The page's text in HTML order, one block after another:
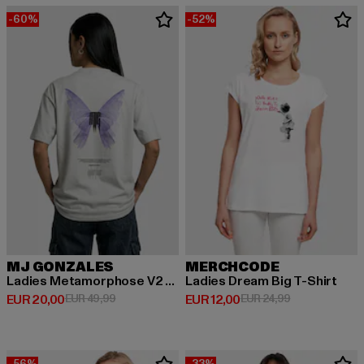
-60%
MJ GONZALES
Ladies Metamorphose V2 x Heavy Oversized
EUR 20,00
Derzeitiger Preis: EUR 20,00
EUR 49,99Aktionspreis: EUR 49,99
-52%
MERCHCODE
Ladies Dream Big T-Shirt
EUR 12,00
Derzeitiger Preis: EUR 12,00
EUR 24,99Aktionspreis: